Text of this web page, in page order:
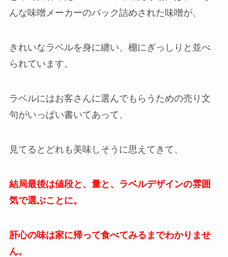
んな味噌メーカーのパック詰めされた味噌が、
きれいなラベルを身に纏い、棚にぎっしりと並べ
られています。
ラベルにはお客さんに選んでもらうための売り文
句がいっぱい書いてあって、
見てるとどれも美味しそうに思えてきて、
結局最後は値段と、量と、ラベルデザインの雰囲
気で選ぶことに。
肝心の味は家に帰って食べてみるまでわかりませ
ん。